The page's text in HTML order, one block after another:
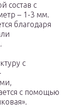
состав с
– 1-3 мм.
благодаря
с
с помощью